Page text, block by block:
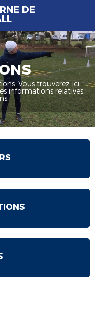
DE
Vous trouverez ici
informations relatives